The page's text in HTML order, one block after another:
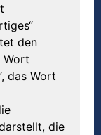
den
Wort
das Wort
die